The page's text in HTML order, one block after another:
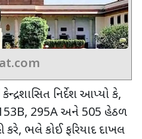
કેન્દ્રશાસિત નિર્દેશ આપ્યો કે,
295Aઅને 505 હેઠળ
કરે, ભલે કોઈ ફરિયાદ દાખલ